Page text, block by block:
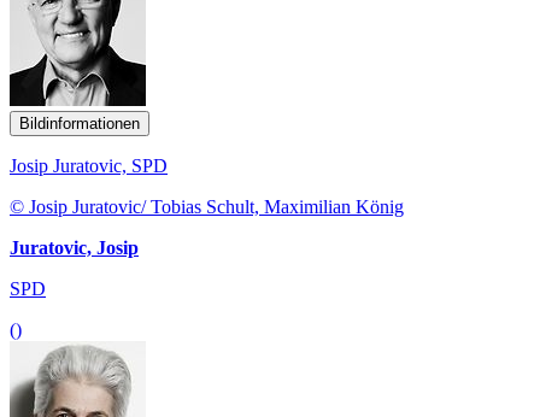
Bildinformationen
Josip Juratovic, SPD
© Josip Juratovic/ Tobias Schult, Maximilian König
Juratovic, Josip
SPD
()